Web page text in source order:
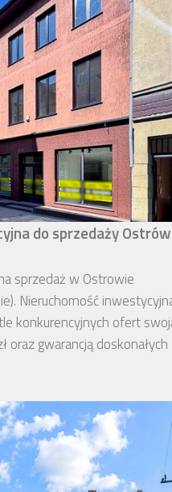
do sprzedaży Ostrów
sprzedaż w Ostrowie
Nieruchomość
konkurencyjnych ofert
oraz gwarancją doskonałych